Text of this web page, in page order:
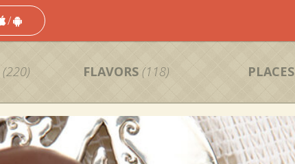
/
(220) FLAVORS (118) PLACES